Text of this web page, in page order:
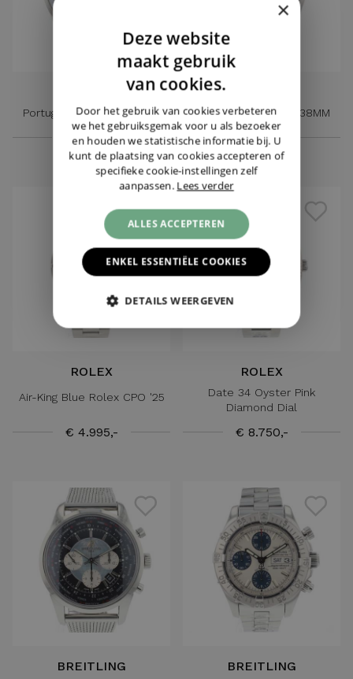
Portugieser Automatic 40
€ 5.450,-
Aqua Terra Shades 38MM
€ 5.150,-
ROLEX
Air-King Blue Rolex CPO '25
€ 4.995,-
ROLEX
Date 34 Oyster Pink
Diamond Dial
€ 8.750,-
BREITLING BREITLING
GERMAN
×
Deze website
maakt gebruik
van cookies.
Door het gebruik van cookies verbeteren
we het gebruiksgemak voor u als bezoeker
en houden we statistische informatie bij. U
kunt de plaatsing van cookies accepteren of
specifieke cookie-instellingen zelf
aanpassen. Lees verder
ALLES ACCEPTEREN
ENKEL ESSENTIËLE COOKIES
DETAILS WEERGEVEN